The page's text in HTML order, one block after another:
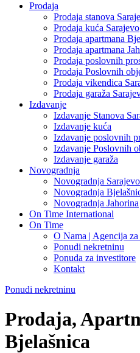
Prodaja
Prodaja stanova
Prodaja kuća Sarajevo
Prodaja apartmana
Prodaja apartmana
Prodaja poslovnih
Prodaja Poslovnih
Prodaja vikendica
Prodaja garaža
Izdavanje
Izdavanje Stanova
Izdavanje kuća
Izdavanje poslovnih
Izdavanje Poslovnih
Izdavanje garaža
Novogradnja
Novogradnja Sarajevo
Novogradnja
Novogradnja Jahorina
On Time International
On Time
O Nama | Agencija
Ponudi nekretninu
Ponuda za investitore
Kontakt
Ponudi nekretninu
Prodaja,
Bjelašnica